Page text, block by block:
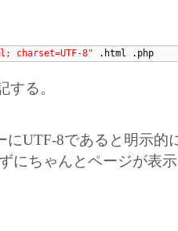
charset=UTF-8" .html .php
する。
にUTF-8であると明示的
にちゃんとページが表